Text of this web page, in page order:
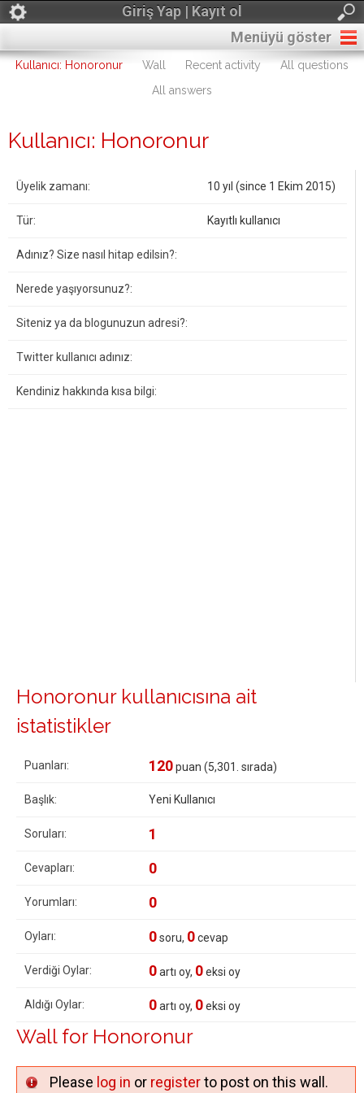
Giriş Yap | Kayıt ol
Menüyü göster
Kullanıcı: Honoronur Wall Recent activity
All questions
All answers
Kullanıcı: Honoronur
Üyelik zamanı: 10 yıl (since 1 Ekim 2015)
Tür: Kayıtlı kullanıcı
Adınız? Size nasıl hitap edilsin?:
Nerede yaşıyorsunuz?:
Siteniz ya da blogunuzun adresi?:
Twitter kullanıcı adınız:
Kendiniz hakkında kısa bilgi:
Honoronur kullanıcısına ait
istatistikler
Puanları: 120puan (5,301 . sırada)
Başlık: Yeni Kullanıcı
Soruları: 1
Cevapları: 0
Yorumları: 0
Oyları: 0soru, 0cevap
Verdiği Oylar: 0artı oy, 0eksi oy
Aldığı Oylar: 0artı oy, 0eksi oy
Wall for Honoronur
Please log in or registerto post on this wall.